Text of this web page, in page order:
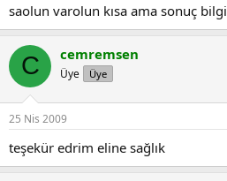
ş
l
a
t
a
n
t
a
i
h
saolun varolun kısa ama sonuç bilgi
C cemremsen
Üye Üye
25 Nis 2009
teşekür edrim eline sağlık